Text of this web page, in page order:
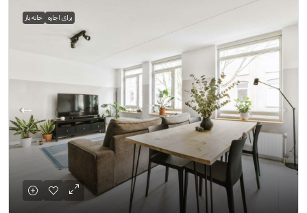
برای اجاره خانه باز